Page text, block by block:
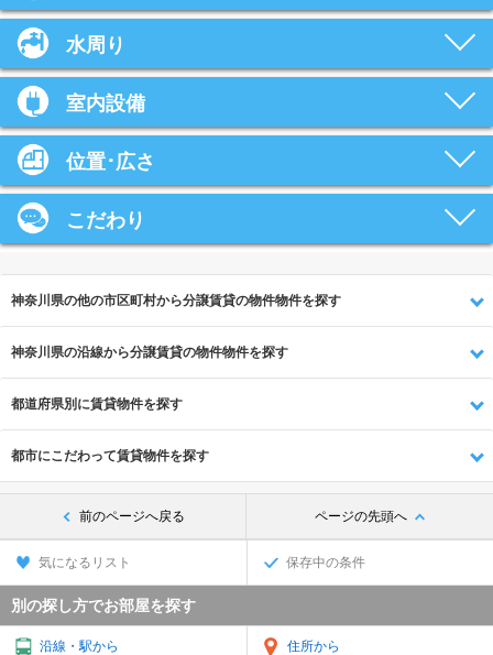
水周り
室内設備
位置･広さ
こだわり
神奈川県の他の市区町村から分譲賃貸の物件物件を探す
神奈川県の沿線から分譲賃貸の物件物件を探す
都道府県別に賃貸物件を探す
都市にこだわって賃貸物件を探す
前のページへ戻る ページの先頭へ
気になるリスト 保存中の条件
別の探し方でお部屋を探す
沿線・駅から 住所から